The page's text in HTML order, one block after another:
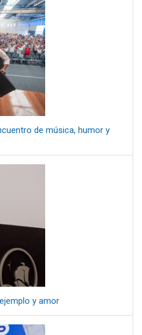
de música, humor y
y amor